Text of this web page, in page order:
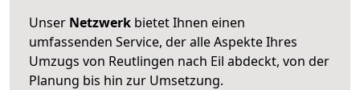
Unser Netzwerk bietet Ihnen einen
umfassenden Service, der alle Aspekte Ihres
Umzugs von Reutlingen nach Eil abdeckt, von der
Planung bis hin zur Umsetzung.